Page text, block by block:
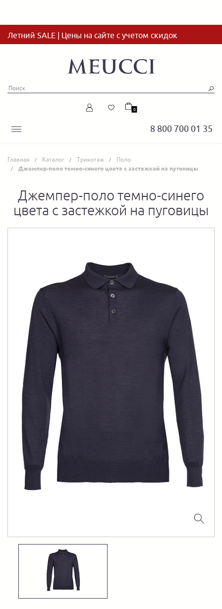
Летний SALE | Цены на сайте с учетом скидок
8 800 700 01 35
0
Главная Каталог Трикотаж Поло
Джемпер-поло темно-синего цвета с застежкой на пуговицы
Джемпер-поло темно-синего
цвета с застежкой на пуговицы